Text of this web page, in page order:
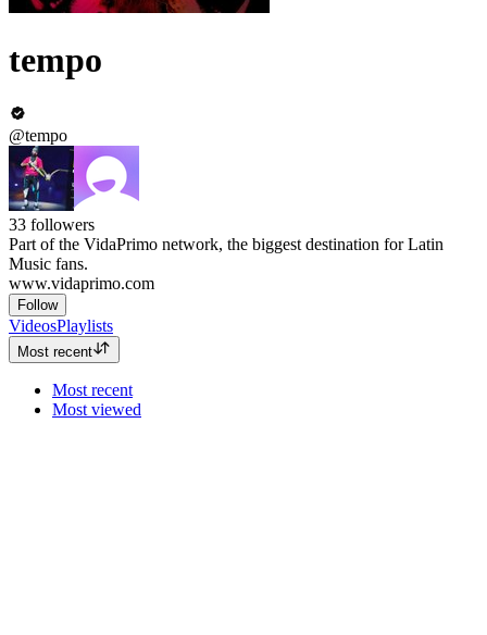
tempo
@tempo
33 followers
Part of the VidaPrimo network, the biggest destination for Latin
Music fans.
www.vidaprimo.com
Follow
VideosPlaylists
Most recent
Most recent
Most viewed